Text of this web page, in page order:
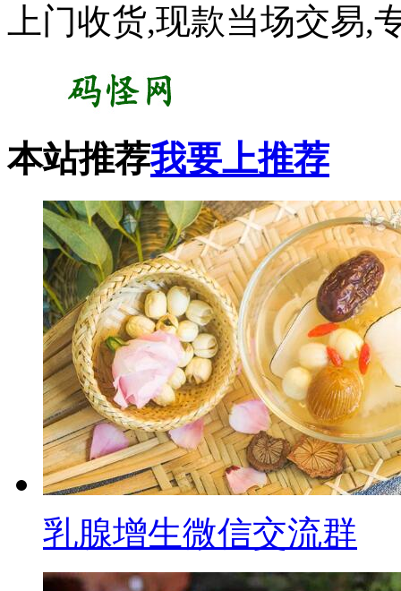
上门收货,现款当场交易,
本站推荐我要上推荐
乳腺增生微信交流群